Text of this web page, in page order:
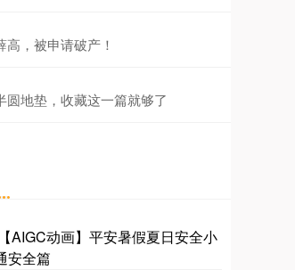
高，被申请破产！
圆地垫，收藏这一篇就够了
AIGC动画】平安暑假夏日安全小
安全篇